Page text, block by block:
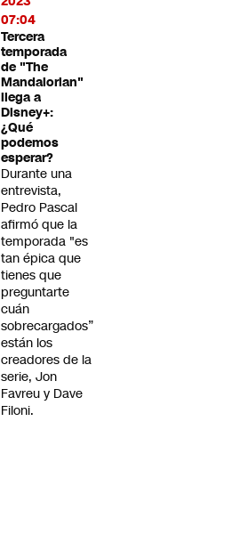
07:04
Tercera
temporada
de "The
Mandalorian"
llega a
Disney+:
¿Qué
podemos
esperar?
Durante una
entrevista,
Pedro Pascal
afirmó que la
temporada "es
tan épica que
tienes que
preguntarte
cuán
sobrecargados”
están los
creadores de la
serie, Jon
Favreu y Dave
Filoni.